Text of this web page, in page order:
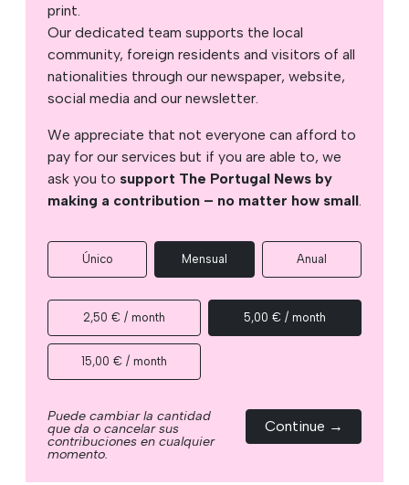
print.
Our dedicated team supports the local
community, foreign residents and visitors of all
nationalities through our newspaper, website,
social media and our newsletter.
We appreciate that not everyone can afford to
pay for our services but if you are able to, we
ask you to support The Portugal News by
making a contribution – no matter how small.
Único Mensual Anual
2,50 € / month 5,00 € / month
15,00 € / month
Puede cambiar la cantidad
que da o cancelar sus
contribuciones en cualquier
momento.
Continue →